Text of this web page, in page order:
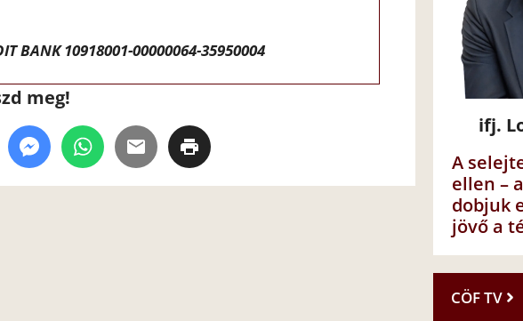
BANK 10918001-00000064-35950004
meg!
ifj.
A
ellen –
dobjuk
jövő a
CÖF TV